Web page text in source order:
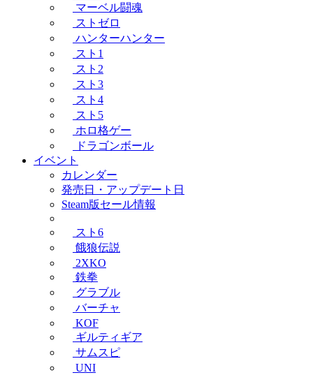
マーベル闘魂
ストゼロ
ハンターハンター
スト1
スト2
スト3
スト4
スト5
ホロ格ゲー
ドラゴンボール
イベント
カレンダー
発売日・アップデート日
Steam版セール情報
スト6
餓狼伝説
2XKO
鉄拳
グラブル
バーチャ
KOF
ギルティギア
サムスピ
UNI